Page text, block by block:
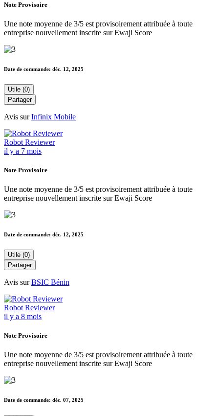
Note Provisoire
Une note moyenne de 3/5 est provisoirement attribuée à toute
entreprise nouvellement inscrite sur Ewaji Score
Date de commande: déc. 12, 2025
Utile (0)
Partager
Avis surInfinix Mobile
Robot Reviewer
il y a 7 mois
Note Provisoire
Une note moyenne de 3/5 est provisoirement attribuée à toute
entreprise nouvellement inscrite sur Ewaji Score
Date de commande: déc. 12, 2025
Utile (0)
Partager
Avis surBSIC Bénin
Robot Reviewer
il y a 8 mois
Note Provisoire
Une note moyenne de 3/5 est provisoirement attribuée à toute
entreprise nouvellement inscrite sur Ewaji Score
Date de commande: déc. 07, 2025